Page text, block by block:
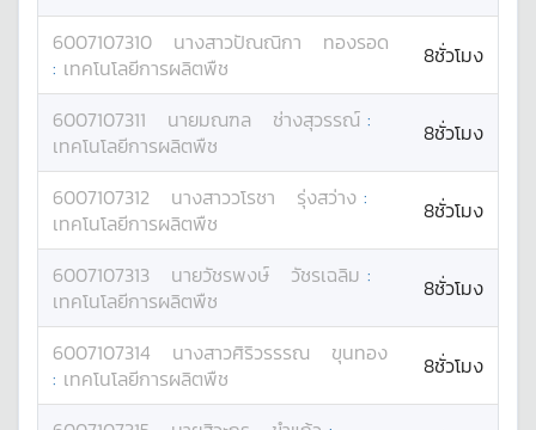
6007107310
นางสาวปัณณิกา
ทองรอด
: เทคโนโลยีการผลิตพืช 8ชั่วโมง
6007107311 นายมณฑล ช่างสุวรรณ์ :
เทคโนโลยีการผลิตพืช
8ชั่วโมง
6007107312 นางสาววโรชา รุ่งสว่าง :
เทคโนโลยีการผลิตพืช
8ชั่วโมง
6007107313 นายวัชรพงษ์ วัชรเฉลิม :
เทคโนโลยีการผลิตพืช
8ชั่วโมง
6007107314 นางสาวศิริวรรรณ
ขุนทอง
: เทคโนโลยีการผลิตพืช 8ชั่วโมง